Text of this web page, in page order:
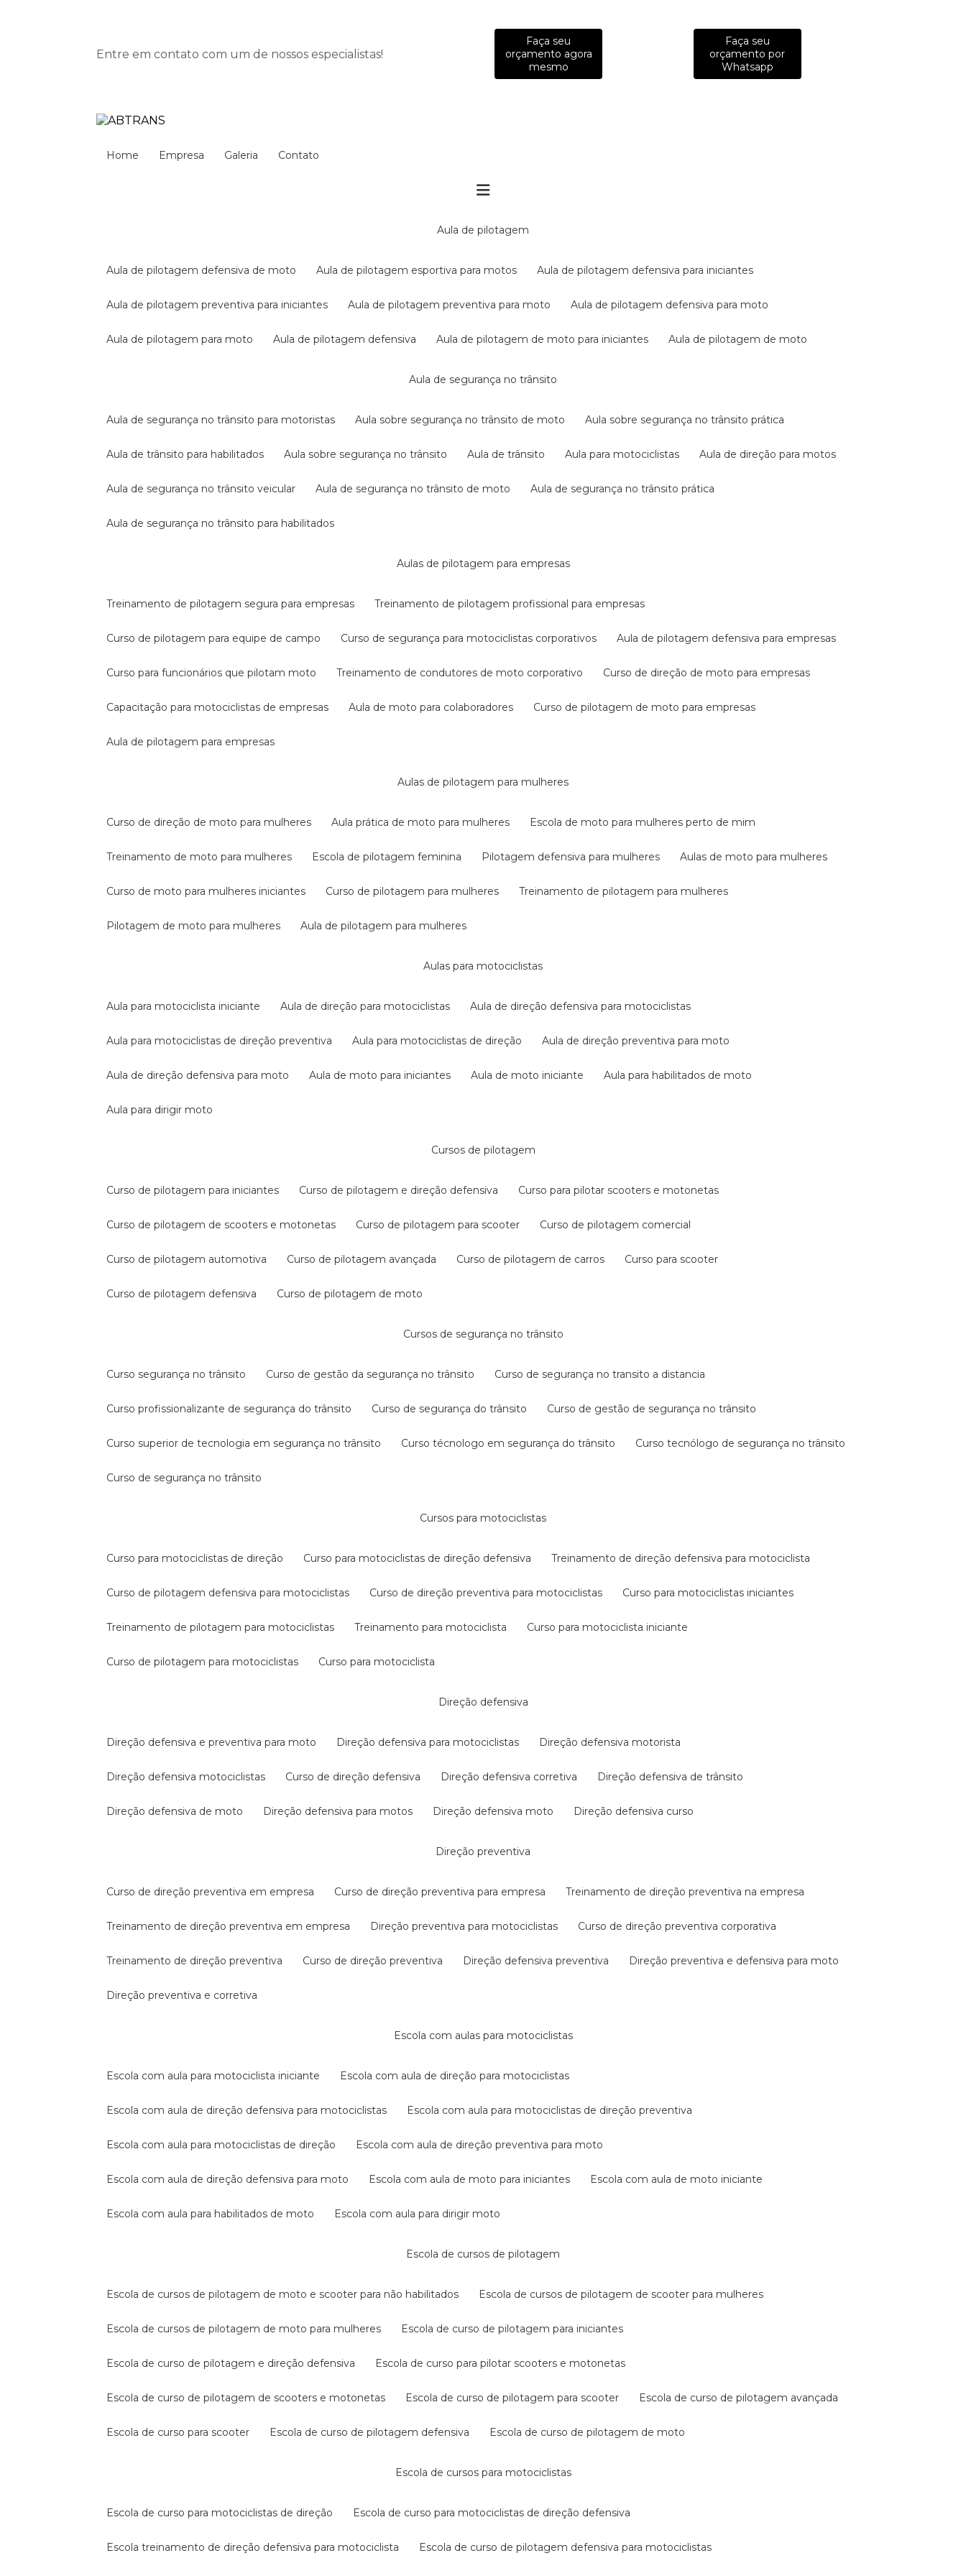
Entre em contato com um de nossos especialistas!
Faça seu
orçamento agora
mesmo
Faça seu
orçamento por
Whatsapp
Home Empresa Galeria Contato
aula de pilotagem
aula de pilotagem defensiva de moto aula de pilotagem esportiva para motos aula de pilotagem defensiva para iniciantes
aula de pilotagem preventiva para iniciantes aula de pilotagem preventiva para moto aula de pilotagem defensiva para moto
aula de pilotagem para moto aula de pilotagem defensiva aula de pilotagem de moto para iniciantes aula de pilotagem de moto
aula de segurança no trânsito
aula de segurança no trânsito para motoristas aula sobre segurança no trânsito de moto aula sobre segurança no trânsito prática
aula de trânsito para habilitados aula sobre segurança no trânsito aula de trânsito aula para motociclistas aula de direção para motos
aula de segurança no trânsito veicular aula de segurança no trânsito de moto aula de segurança no trânsito prática
aula de segurança no trânsito para habilitados
aulas de pilotagem para empresas
treinamento de pilotagem segura para empresas treinamento de pilotagem profissional para empresas
curso de pilotagem para equipe de campo curso de segurança para motociclistas corporativos aula de pilotagem defensiva para empresas
curso para funcionários que pilotam moto treinamento de condutores de moto corporativo curso de direção de moto para empresas
capacitação para motociclistas de empresas aula de moto para colaboradores curso de pilotagem de moto para empresas
aula de pilotagem para empresas
aulas de pilotagem para mulheres
curso de direção de moto para mulheres aula prática de moto para mulheres escola de moto para mulheres perto de mim
treinamento de moto para mulheres escola de pilotagem feminina pilotagem defensiva para mulheres aulas de moto para mulheres
curso de moto para mulheres iniciantes curso de pilotagem para mulheres treinamento de pilotagem para mulheres
pilotagem de moto para mulheres aula de pilotagem para mulheres
aulas para motociclistas
aula para motociclista iniciante aula de direção para motociclistas aula de direção defensiva para motociclistas
aula para motociclistas de direção preventiva aula para motociclistas de direção aula de direção preventiva para moto
aula de direção defensiva para moto aula de moto para iniciantes aula de moto iniciante aula para habilitados de moto
aula para dirigir moto
cursos de pilotagem
curso de pilotagem para iniciantes curso de pilotagem e direção defensiva curso para pilotar scooters e motonetas
curso de pilotagem de scooters e motonetas curso de pilotagem para scooter curso de pilotagem comercial
curso de pilotagem automotiva curso de pilotagem avançada curso de pilotagem de carros curso para scooter
curso de pilotagem defensiva curso de pilotagem de moto
cursos de segurança no trânsito
curso segurança no trânsito curso de gestão da segurança no trânsito curso de segurança no transito a distancia
curso profissionalizante de segurança do trânsito curso de segurança do trânsito curso de gestão de segurança no trânsito
curso superior de tecnologia em segurança no trânsito curso técnologo em segurança do trânsito curso tecnólogo de segurança no trânsito
curso de segurança no trânsito
cursos para motociclistas
curso para motociclistas de direção curso para motociclistas de direção defensiva treinamento de direção defensiva para motociclista
curso de pilotagem defensiva para motociclistas curso de direção preventiva para motociclistas curso para motociclistas iniciantes
treinamento de pilotagem para motociclistas treinamento para motociclista curso para motociclista iniciante
curso de pilotagem para motociclistas curso para motociclista
direção defensiva
direção defensiva e preventiva para moto direção defensiva para motociclistas direção defensiva motorista
direção defensiva motociclistas curso de direção defensiva direção defensiva corretiva direção defensiva de trânsito
direção defensiva de moto direção defensiva para motos direção defensiva moto direção defensiva curso
direção preventiva
curso de direção preventiva em empresa curso de direção preventiva para empresa treinamento de direção preventiva na empresa
treinamento de direção preventiva em empresa direção preventiva para motociclistas curso de direção preventiva corporativa
treinamento de direção preventiva curso de direção preventiva direção defensiva preventiva direção preventiva e defensiva para moto
direção preventiva e corretiva
escola com aulas para motociclistas
escola com aula para motociclista iniciante escola com aula de direção para motociclistas
escola com aula de direção defensiva para motociclistas escola com aula para motociclistas de direção preventiva
escola com aula para motociclistas de direção escola com aula de direção preventiva para moto
escola com aula de direção defensiva para moto escola com aula de moto para iniciantes escola com aula de moto iniciante
escola com aula para habilitados de moto escola com aula para dirigir moto
escola de cursos de pilotagem
escola de cursos de pilotagem de moto e scooter para não habilitados escola de cursos de pilotagem de scooter para mulheres
escola de cursos de pilotagem de moto para mulheres escola de curso de pilotagem para iniciantes
escola de curso de pilotagem e direção defensiva escola de curso para pilotar scooters e motonetas
escola de curso de pilotagem de scooters e motonetas escola de curso de pilotagem para scooter escola de curso de pilotagem avançada
escola de curso para scooter escola de curso de pilotagem defensiva escola de curso de pilotagem de moto
escola de cursos para motociclistas
escola de curso para motociclistas de direção escola de curso para motociclistas de direção defensiva
escola treinamento de direção defensiva para motociclista escola de curso de pilotagem defensiva para motociclistas